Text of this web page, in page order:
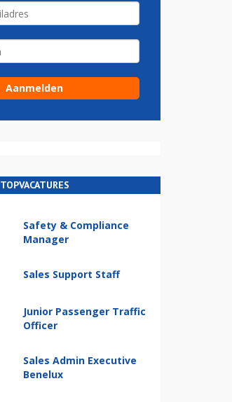
TOPVACATURES
Safety & Compliance
Manager
Sales Support Staff
Junior Passenger Traffic
Officer
Sales Admin Executive
Benelux